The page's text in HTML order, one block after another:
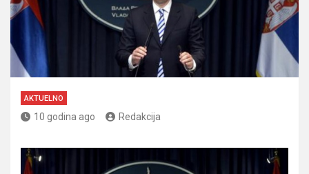
AKTUELNO
10 godina ago Redakcija